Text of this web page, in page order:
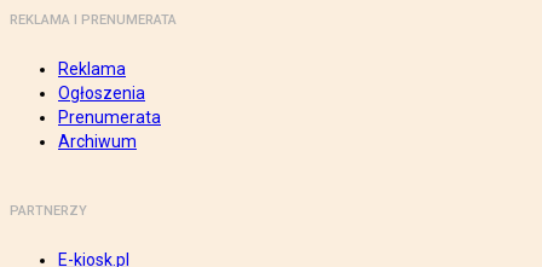
REKLAMA I PRENUMERATA
Reklama
Ogłoszenia
Prenumerata
Archiwum
PARTNERZY
E-kiosk.pl